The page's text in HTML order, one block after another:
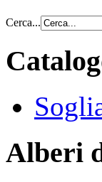
Cerca...
Alberi